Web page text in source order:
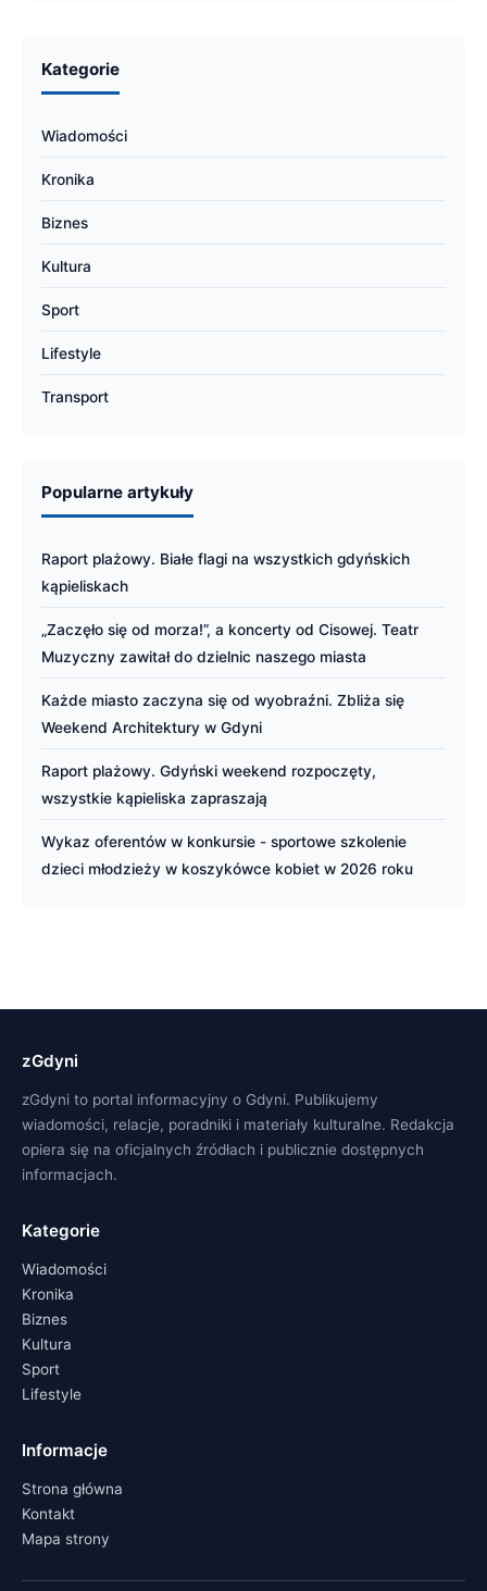
Kategorie
Wiadomości
Kronika
Biznes
Kultura
Sport
Lifestyle
Transport
Popularne artykuły
Raport plażowy. Białe flagi na wszystkich gdyńskich
kąpieliskach
„Zaczęło się od morza!”, a koncerty od Cisowej. Teatr
Muzyczny zawitał do dzielnic naszego miasta
Każde miasto zaczyna się od wyobraźni. Zbliża się
Weekend Architektury w Gdyni
Raport plażowy. Gdyński weekend rozpoczęty,
wszystkie kąpieliska zapraszają
Wykaz oferentów w konkursie - sportowe szkolenie
dzieci młodzieży w koszykówce kobiet w 2026 roku
zGdyni
zGdyni to portal informacyjny o Gdyni. Publikujemy
wiadomości, relacje, poradniki i materiały kulturalne. Redakcja
opiera się na oficjalnych źródłach i publicznie dostępnych
informacjach.
Kategorie
Wiadomości
Kronika
Biznes
Kultura
Sport
Lifestyle
Informacje
Strona główna
Kontakt
Mapa strony